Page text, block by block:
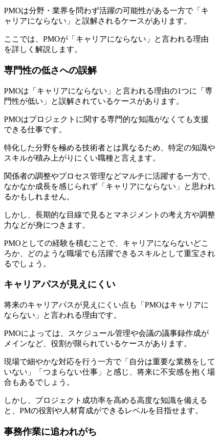
PMOは分野・業界を問わず活躍の可能性がある一方で「キ
ャリアにならない」と誤解されるケースがあります。
ここでは、PMOが「キャリアにならない」と言われる理由
を詳しく解説します。
専門性の低さへの誤解
PMOは「キャリアにならない」と言われる理由の1つに
「専
門性が低い」と誤解されているケースがあります。
PMOはプロジェクトに関する専門的な知識がなくても支援
できる仕事です。
特化した分野を極める技術者とは異なるため、特定の知識や
スキルが積み上がりにくい職種と言えます。
関係者の調整やプロセス管理などマルチに活躍する一方で、
なかなか成長を感じられず「キャリアにならない」と思われ
るかもしれません。
しかし、 長期的な目線で見るとマネジメントの考え方や調整
力などが身につきます。
PMOとしての経験を積むことで、キャリアにならないどこ
ろか、どのような職場でも活躍できるスキルとして重宝され
るでしょう。
キャリアパスが見えにくい
将来のキャリアパスが見えにくい点も「PMOはキャリアに
ならない」と言われる理由です。
PMOによっては、スケジュール管理や会議の議事録作成が
メインなど、役割が限られているケースがあります。
現場で細やかな対応を行う一方で「自分は重要な業務をして
いない」「つまらない仕事」と感じ、将来に不安感を抱く場
合もあるでしょう。
しかし、プロジェクト成功率を高める高度な知識を備える
と、 PMの役割や人材育成ができるレベルを目指せます。
事務作業に追われがち